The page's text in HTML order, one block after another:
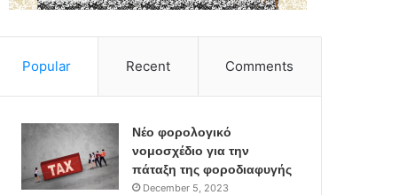
Popular Recent Comments
Νέο φορολογικό
νομοσχέδιο για την
πάταξη της φοροδιαφυγής
December 5, 2023